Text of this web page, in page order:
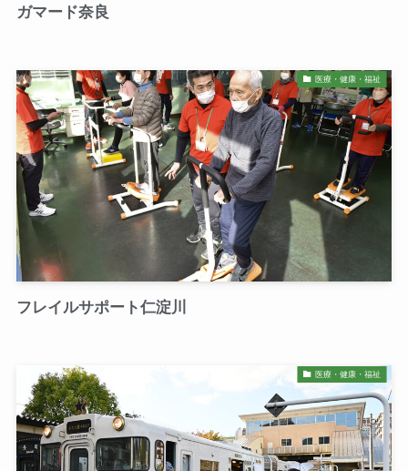
ガマード奈良
医療・健康・福祉
フレイルサポート仁淀川
医療・健康・福祉